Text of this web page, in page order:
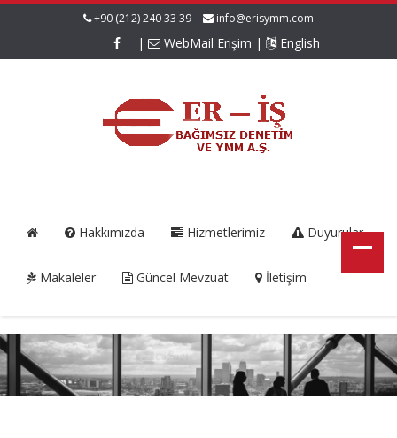
+90 (212) 240 33 39 info@erisymm.com
| WebMail Erişim | English
Hakkımızda Hizmetlerimiz Duyurular
Makaleler Güncel Mevzuat İletişim